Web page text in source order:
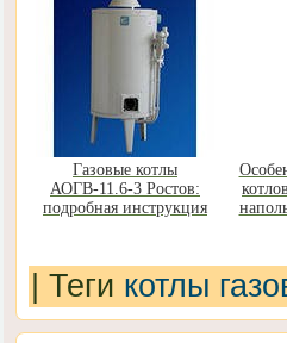
Газовые котлы
АОГВ-11.6-3 Ростов:
подробная инструкция
Теги котлы